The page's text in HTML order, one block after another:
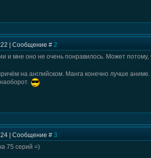
| Сообщение # 2
и мне оно не очень понравилось. Может
на английском. Манга конечно лучше
| Сообщение # 3
75 серий =)